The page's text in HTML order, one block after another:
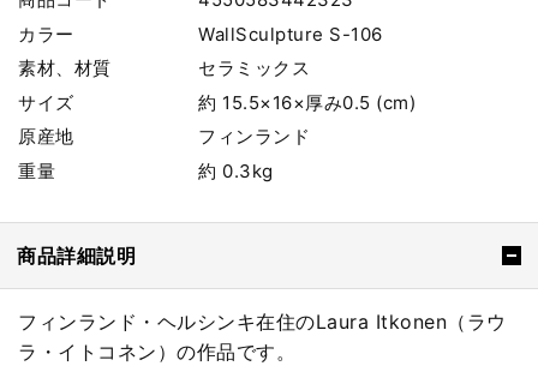
カラー
WallSculpture S-106
素材、材質
セラミックス
サイズ
約 15.5×16×厚み0.5 (cm)
原産地
フィンランド
重量
約 0.3kg
商品詳細説明
フィンランド・ヘルシンキ在住のLaura Itkonen（ラウ
ラ・イトコネン）の作品です。